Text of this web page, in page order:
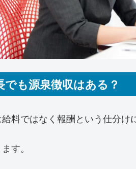
でも源泉徴収はある？
料ではなく報酬という仕分け
す。